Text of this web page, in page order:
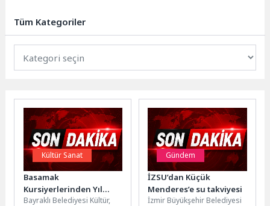
Tüm Kategoriler
Kültür Sanat
Basamak
Kursiyerlerinden Yıl
Sonu Etkinliği
Bayraklı Belediyesi Kültür,
Gündem
İZSU’dan Küçük
Menderes’e su takviyesi
İzmir Büyükşehir Belediyesi